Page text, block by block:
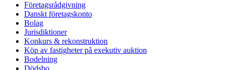
Företagsrådgivning
Danskt företagskonto
Bolag
Jurisdiktioner
Konkurs & rekonstruktion
Köp av fastigheter på exekutiv auktion
Bodelning